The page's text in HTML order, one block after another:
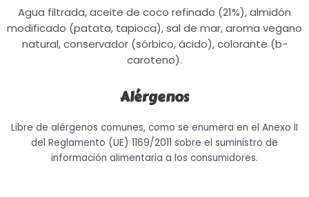
Agua filtrada, aceite de coco refinado (21%), almidón
modificado (patata, tapioca), sal de mar, aroma vegano
natural, conservador (sórbico, ácido), colorante (b-
caroteno).
Alérgenos
Libre de alérgenos comunes, como se enumera en el Anexo II
del Reglamento (UE) 1169/2011 sobre el suministro de
información alimentaria a los consumidores.